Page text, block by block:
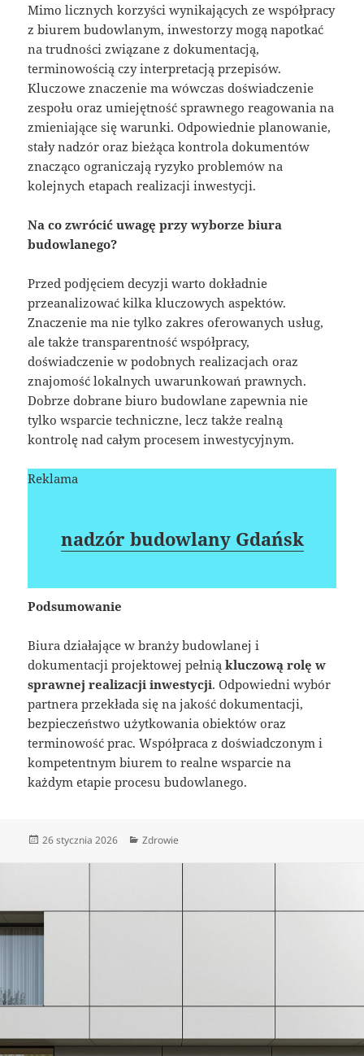
Mimo licznych korzyści wynikających ze współpracy
z biurem budowlanym, inwestorzy mogą napotkać
na trudności związane z dokumentacją,
terminowością czy interpretacją przepisów.
Kluczowe znaczenie ma wówczas doświadczenie
zespołu oraz umiejętność sprawnego reagowania na
zmieniające się warunki. Odpowiednie planowanie,
stały nadzór oraz bieżąca kontrola dokumentów
znacząco ograniczają ryzyko problemów na
kolejnych etapach realizacji inwestycji.
Na co zwrócić uwagę przy wyborze biura
budowlanego?
Przed podjęciem decyzji warto dokładnie
przeanalizować kilka kluczowych aspektów.
Znaczenie ma nie tylko zakres oferowanych usług,
ale także transparentność współpracy,
doświadczenie w podobnych realizacjach oraz
znajomość lokalnych uwarunkowań prawnych.
Dobrze dobrane biuro budowlane zapewnia nie
tylko wsparcie techniczne, lecz także realną
kontrolę nad całym procesem inwestycyjnym.
Reklama
nadzór budowlany Gdańsk
Podsumowanie
Biura działające w branży budowlanej i
dokumentacji projektowej pełniąkluczową rolę w
sprawnej realizacji inwestycji. Odpowiedni wybór
partnera przekłada się na jakość dokumentacji,
bezpieczeństwo użytkowania obiektów oraz
terminowość prac. Współpraca z doświadczonym i
kompetentnym biurem to realne wsparcie na
każdym etapie procesu budowlanego.
Data
26 stycznia 2026 Kategorie
Zdrowie